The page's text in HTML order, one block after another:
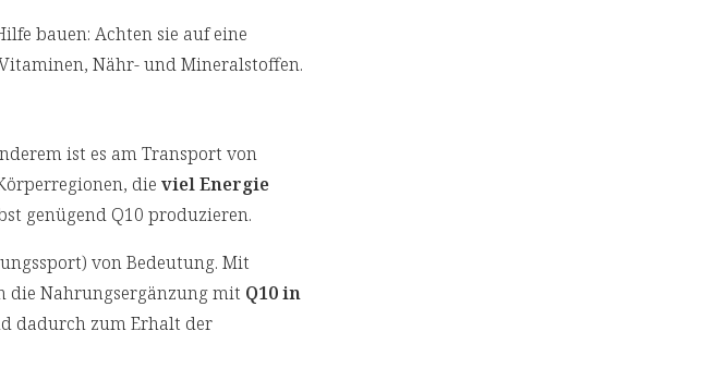
bauen: Achten sie auf eine
Nähr- und Mineralstoffen.
ist es am Transport von
die viel Energie
genügend Q10 produzieren.
von Bedeutung. Mit
die Nahrungsergänzung mit Q10 in
dadurch zum Erhalt der